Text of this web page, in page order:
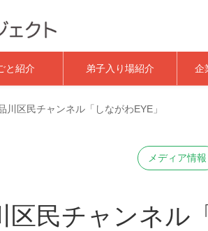
おしごと体験イ
と紹介 弟子入り場紹介 企
川区民チャンネル「しながわEYE」
メディア情報
区民チャンネル